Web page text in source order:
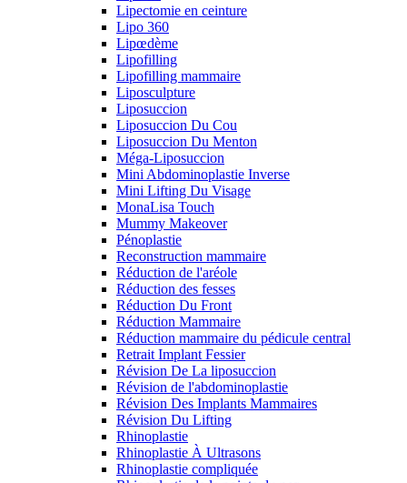
Lipectomie en ceinture
Lipo 360
Lipœdème
Lipofilling
Lipofilling mammaire
Liposculpture
Liposuccion
Liposuccion Du Cou
Liposuccion Du Menton
Méga-Liposuccion
Mini Abdominoplastie Inverse
Mini Lifting Du Visage
MonaLisa Touch
Mummy Makeover
Pénoplastie
Reconstruction mammaire
Réduction de l'aréole
Réduction des fesses
Réduction Du Front
Réduction Mammaire
Réduction mammaire du pédicule central
Retrait Implant Fessier
Révision De La liposuccion
Révision de l'abdominoplastie
Révision Des Implants Mammaires
Révision Du Lifting
Rhinoplastie
Rhinoplastie À Ultrasons
Rhinoplastie compliquée